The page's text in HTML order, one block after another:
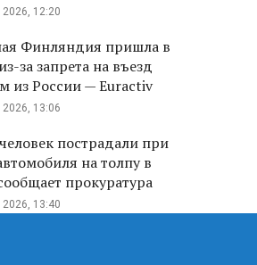
2026, 12:20
Финляндия пришла в
за запрета на въезд
из России — Euractiv
2026, 13:06
пострадали при
на толпу в
прокуратура
2026, 13:40